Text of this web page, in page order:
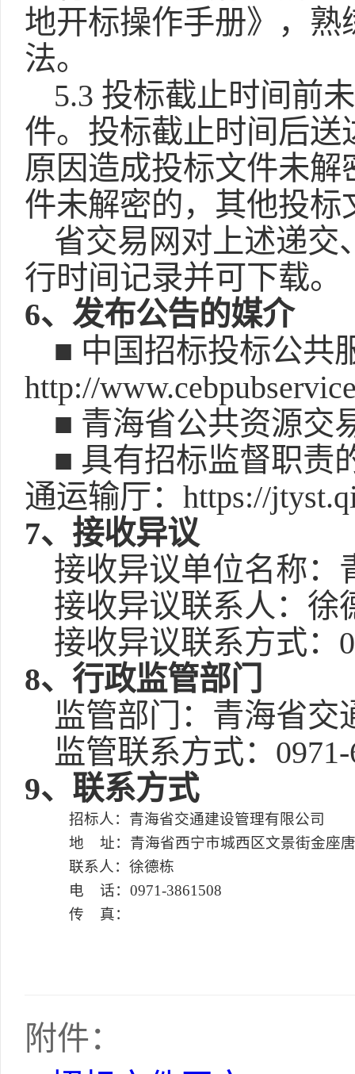
地开标操作手册》，
法。
5.3 投标截止时间前
件。投标截止时间后
原因造成投标文件未
件未解密的，其他投
省交易网对上述递交
行时间记录并可下载。
6、发布公告的媒介
■ 中国招标投标公共
http://
■ 青海省公共资源交
■ 具有招标监督职责
通运输厅：https://
7、接收异议
接收异议单位名称：
接收异议联系人：徐
接收异议联系方式：
8、行政监管部门
监管部门：青海省交
监管联系方式：0971-
9、联系方式
招标人：青海省交通建设管理有限公司
地 址：青海省西宁市城西区文景街金座
联系人：徐德栋
电 话：0971-3861508
传 真：
附件：